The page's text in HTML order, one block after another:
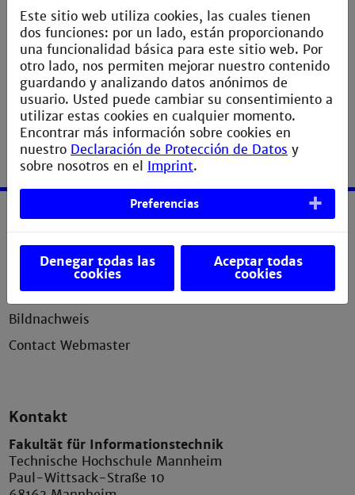
> Active Objects, Actor-Prinzip
Erklärung zur Barrierefreiheit
Datenschutzerklärung
Bildnachweis
Contact Webmaster
Kontakt
Fakultät für Informationstechnik
Technische Hochschule Mannheim
Paul-Wittsack-Straße 10
Este sitio web utiliza cookies, las cuales tienen
dos funciones: por un lado, están proporcionando
una funcionalidad básica para este sitio web. Por
otro lado, nos permiten mejorar nuestro contenido
guardando y analizando datos anónimos de
usuario. Usted puede cambiar su consentimiento a
utilizar estas cookies en cualquier momento.
Encontrar más información sobre cookies en
nuestro Declaración de Protección de Datos y
sobre nosotros en el Imprint.
Preferencias
Denegar todas las
cookies
Aceptar todas
cookies